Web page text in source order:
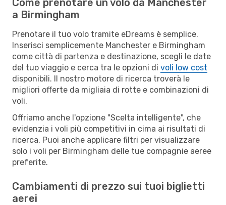
Come prenotare un volo da Manchester
a Birmingham
Prenotare il tuo volo tramite eDreams è semplice.
Inserisci semplicemente Manchester e Birmingham
come città di partenza e destinazione, scegli le date
del tuo viaggio e cerca tra le opzioni di voli low cost
disponibili. Il nostro motore di ricerca troverà le
migliori offerte da migliaia di rotte e combinazioni di
voli.
Offriamo anche l'opzione "Scelta intelligente", che
evidenzia i voli più competitivi in cima ai risultati di
ricerca. Puoi anche applicare filtri per visualizzare
solo i voli per Birmingham delle tue compagnie aeree
preferite.
Cambiamenti di prezzo sui tuoi biglietti
aerei